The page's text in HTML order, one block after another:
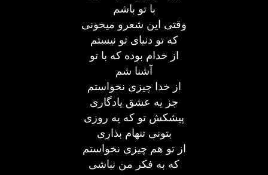
با تو باشم
وقتی این شعرو میخونی
که تو دنیای تو نیستم
از خدام بوده که با تو
آشنا شم
از خدا چیزی نخواستم
جز یه عشق یادگاری
پیشکش تو که یه روزی
بتونی تنهام بذاری
از تو هم چیزی نخواستم
که به فکر من نباشی